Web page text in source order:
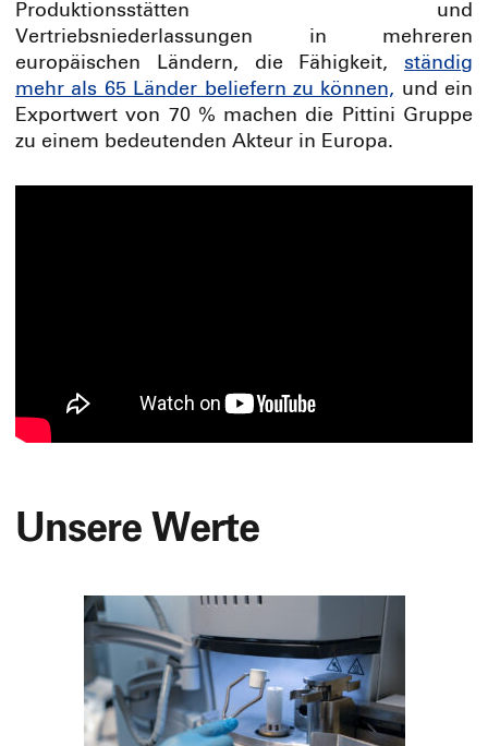
Produktionsstätten und
Vertriebsniederlassungen in mehreren
europäischen Ländern, die Fähigkeit, ständig
mehr als 65 Länder beliefern zu können, und ein
Exportwert von 70 % machen die Pittini Gruppe
zu einem bedeutenden Akteur in Europa.
Unsere Werte